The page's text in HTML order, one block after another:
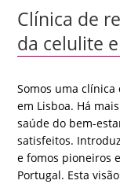
Clínica de
da celulite
Somos uma
em Lisboa. Há
saúde do bem-
satisfeitos.
e fomos pioneiros
Portugal. Esta